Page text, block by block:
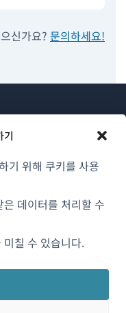
기
기 위해 쿠키를 사용
데이터를 처리할 수
칠 수 있습니다.
신가요? 문의하세요!
리방침
창
열
(새
창
서